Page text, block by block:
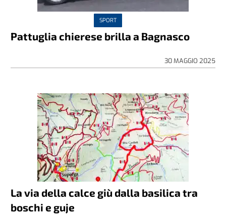
SPORT
Pattuglia chierese brilla a Bagnasco
30 MAGGIO 2025
La via della calce giù dalla basilica tra
boschi e guje